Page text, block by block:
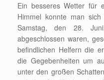
Ein besseres Wetter für
Himmel konnte man
Samstag, den 28.
abgeschlossen waren,
befindlichen Helfern die
die Gegebenheiten um
unter den großen